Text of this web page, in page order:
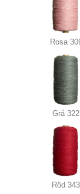
Rosa
Grå 322
Röd 343